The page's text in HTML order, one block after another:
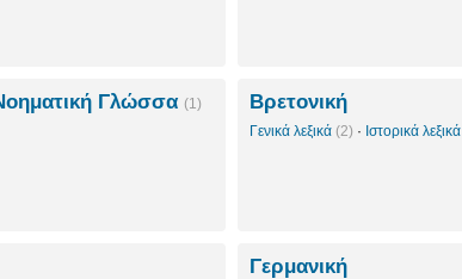
Γλώσσα (1) Βρετονική
Γενικά λεξικά (2) · Ιστορικά λεξικά
Γερμανική